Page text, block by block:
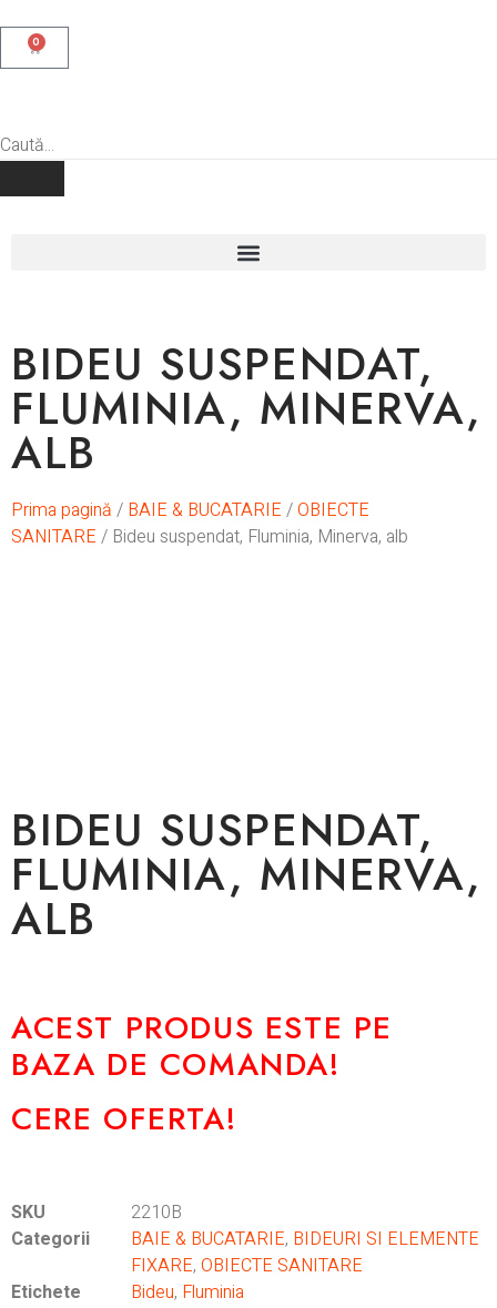
0
BIDEU SUSPENDAT,
FLUMINIA, MINERVA,
ALB
Prima pagină / BAIE & BUCATARIE /OBIECTE
SANITARE / Bideu suspendat, Fluminia, Minerva, alb
BIDEU SUSPENDAT,
FLUMINIA, MINERVA,
ALB
ACEST PRODUS ESTE PE
BAZA DE COMANDA!
CERE OFERTA!
SKU
2210B
Categorii
BAIE & BUCATARIE, BIDEURI SI ELEMENTE
FIXARE, OBIECTE SANITARE
Etichete
Bideu, Fluminia